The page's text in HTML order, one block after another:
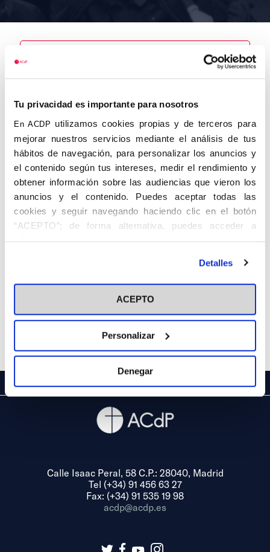
Tu privacidad es importante para nosotros
En ACDP utilizamos cookies propias y de terceros para
mejorar nuestros servicios mediante el análisis de tus
hábitos de navegación, para personalizar los anuncios y
el contenido según tus intereses, medir el rendimiento y
obtener información sobre las audiencias que vieron los
anuncios y el contenido. Puedes aceptar todas las
cookies y seguir navegando haciendo clic en el botón
“ACEPTO”; de forma alternativa, puedes acceder a
información más detallada y cambiar tus preferencias
en el botón "Personalizar". Para más información puedes
visitar nuestra Política de Cookies
Detalles
ACEPTO
Personalizar
Denegar
Lasala y
Samper, José
María
Autor
Centro de
adscripción
Fecha de
nacimiento
25/05/1909
Lugar de
Fecha de
defunción
Lugar de
defunción
Calle Isaac Peral, 58 C.P.: 28040, Madrid
Tel (+34) 91 456 63 27
Fax: (+34) 91 535 19 98
acdp@acdp.es